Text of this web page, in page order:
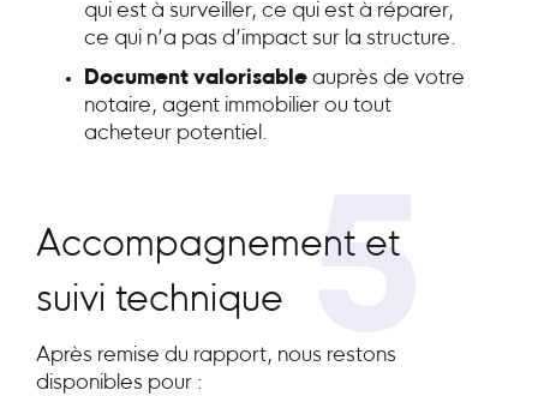
qui est à surveiller, ce qui est à réparer,
ce qui n’a pas d’impact sur la structure.
Document valorisable auprès de votre
notaire, agent immobilier ou tout
acheteur potentiel.
5
Accompagnement et
suivi technique
Après remise du rapport, nous restons
disponibles pour :